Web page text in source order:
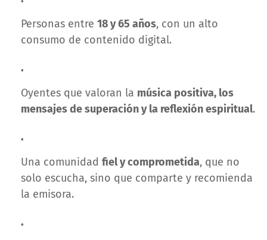
Personas entre 18 y 65 años, con un alto
consumo de contenido digital.
Oyentes que valoran la música positiva, los
mensajes de superación y la reflexión espiritual.
Una comunidad fiel y comprometida, que no
solo escucha, sino que comparte y recomienda
la emisora.